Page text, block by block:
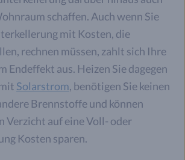
schaffen. Auch wenn Sie
mit Kosten, die
rechnen müssen, zahlt sich Ihre
Endeffekt aus. Heizen Sie dagegen
Solarstrom, benötigen Sie keinen
Brennstoffe und können
Verzicht auf eine Voll- oder
Kosten sparen.